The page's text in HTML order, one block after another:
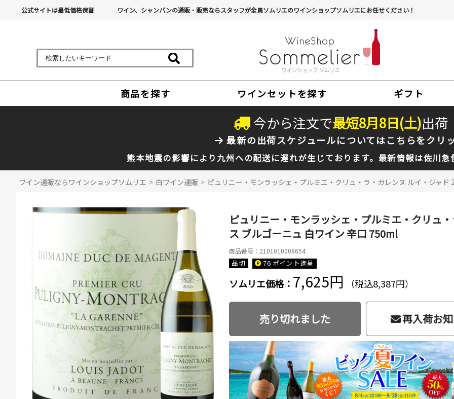
公式サイトは最低価格保証 ワイン、シャンパンの通販・販売ならスタッフが全員ソムリエのワインショップソムリエにお任せください！
商品を探す ワインセットを探す ギフト
今から注文で最短8月8日(土)出荷
最新の出荷スケジュールについてはこちらをクリ
熊本地震の影響により九州への配送に遅れが生じております。最新情報は佐川急
ワイン通販ならワインショップソムリエ > 白ワイン通販 > ピュリニー・モンラッシェ・プルミエ・クリュ・ラ・ガレンヌ ルイ・ジャ
ピュリニー・モンラッシェ・プルミエ・クリュ
ス ブルゴーニュ 白ワイン 辛口 750ml
商品番号：2101010008654
品切 76 ポイント進呈
ソムリエ価格： 7,625円 （税込8,387円）
売り切れました 再入荷お